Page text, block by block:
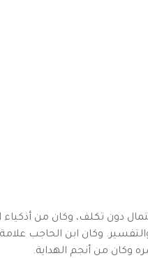
دون تكلف، وكان من
وكان ابن الحاجب
وكان من أنجم الهداية.